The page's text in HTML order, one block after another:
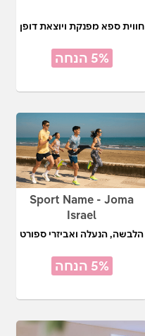
חווית ספא מפנקת ויוצאת דופן
5% הנחה
Sport Name - Joma
Israel
הלבשה, הנעלה ואביזרי ספורט
5% הנחה